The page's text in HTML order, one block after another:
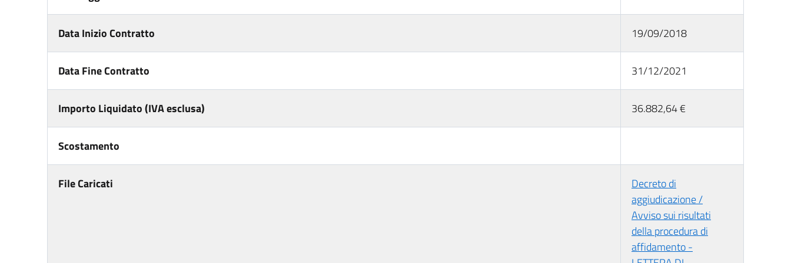
Data Inizio Contratto 19/09/2018
Data Fine Contratto 31/12/2021
Importo Liquidato (IVA esclusa) 36.882,64 €
Scostamento
File Caricati
Decreto di
aggiudicazione /
Avviso sui risultati
della procedura di
affidamento -